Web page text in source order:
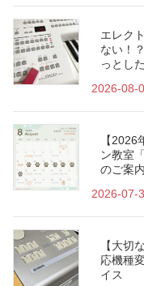
エレク
ない！
っとし
2026-08-
【
ン教室
のご案内
2026-07-
【大切
応機種
イス